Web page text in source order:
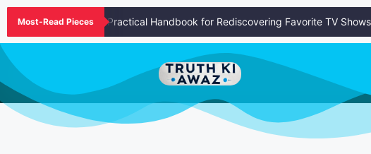
Most-Read Pieces
Up Episodes A Practical Handbook for Rediscovering Favorite TV Shows